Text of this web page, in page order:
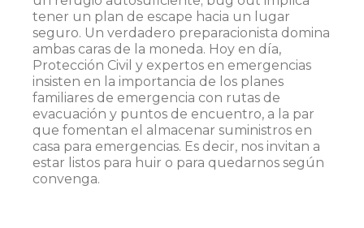
tener un plan de escape hacia un lugar
seguro. Un verdadero preparacionista domina
ambas caras de la moneda. Hoy en día,
Protección Civil y expertos en emergencias
insisten en la importancia de los planes
familiares de emergencia con rutas de
evacuación y puntos de encuentro​, a la par
que fomentan el almacenar suministros en
casa para emergencias​. Es decir, nos invitan a
estar listos para huir o para quedarnos según
convenga.